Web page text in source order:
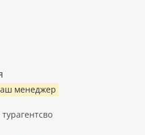
менеджер
турагентсво